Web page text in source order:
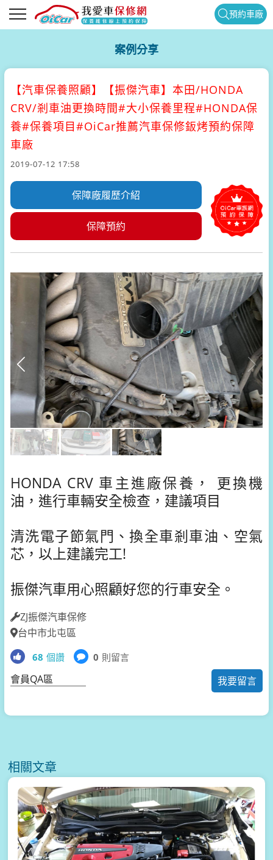
預約車廠
案例分享
【汽車保養照顧】
【振傑汽車】本田/HONDA
CRV/剎車油更換時間#大小保養里程#HONDA保
養#保養項目#OiCar推薦汽車保修鈑烤預約保障
車廠
2019-07-12 17:58
保障廠履歷介紹
保障預約
HONDA CRV 車主進廠保養， 更換機
油，進行車輛安全檢查，建議項目
清洗電子節氣門、換全車剎車油、空氣
芯，以上建議完工!
振傑汽車用心照顧好您的行車安全。
ZJ振傑汽車保修
台中市北屯區
68 個讚 0 則留言
我要留言
會員QA區
相關文章